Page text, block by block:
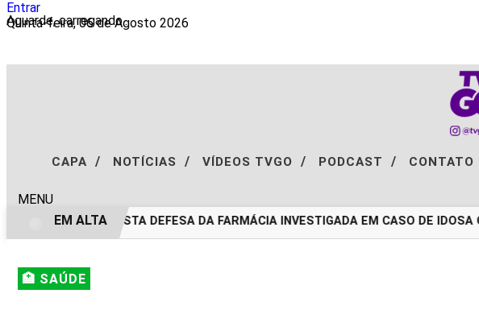
Aguarde, carregando...
Entrar
Quinta-feira, 06 de Agosto 2026
CAPA / NOTÍCIAS / VÍDEOS TVGO / PODCAST / CONTATO
MENU
TVGO ENTREVISTA DEFESA DA FARMÁCIA INVESTIGADA EM CASO DE IDOSA
EM ALTA
🏥 SAÚDE